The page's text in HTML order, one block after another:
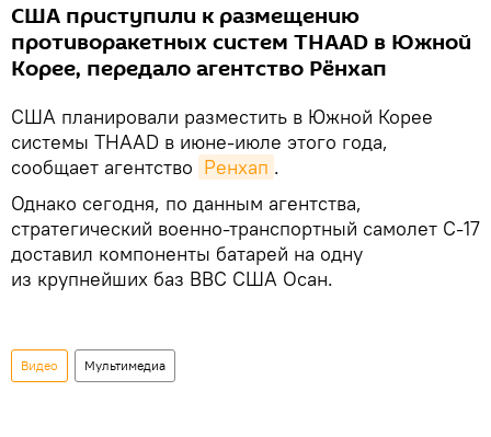
США приступили к размещению
противоракетных систем THAAD в Южной
Корее, передало агентство Рёнхап
США планировали разместить в Южной Корее
системы THAAD в июне-июле этого года,
сообщает агентство Ренхап .
Однако сегодня, по данным агентства,
стратегический военно-транспортный самолет C-17
доставил компоненты батарей на одну
из крупнейших баз ВВС США Осан.
Видео Мультимедиа